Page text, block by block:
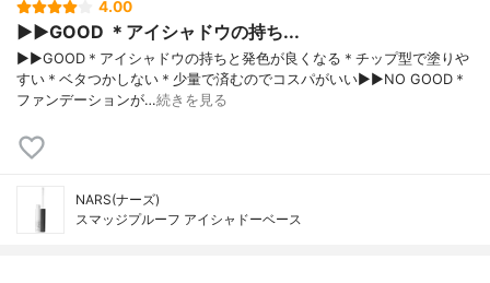
4.00
▶︎▶︎GOOD ＊アイシャドウの持ち...
▶︎▶︎GOOD＊アイシャドウの持ちと発色が良くなる＊チップ型で塗りや
すい＊ベタつかしない＊少量で済むのでコスパがいい▶︎▶︎NO GOOD＊
ファンデーションが…続きを見る
NARS(ナーズ)
スマッジプルーフ アイシャドーベース